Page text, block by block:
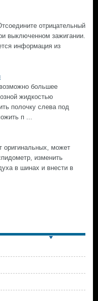
отрицательный
выключенном зажигании.
информация из
большее
жидкостью
полочку слева под
п ...
оригинальных, может
изменить
в шинах и внести в